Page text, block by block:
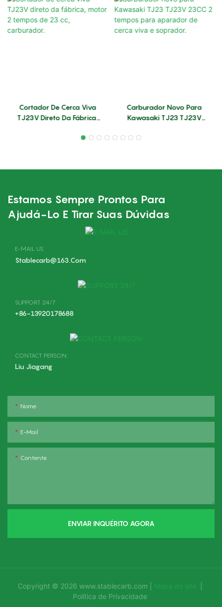
Cortador De Cerca Viva
TJ23V Direto Da Fábrica,
Carburador Novo Para
Kawasaki TJ23 TJ23V
Aparador De Cerca Viva E
Estamos Sempre Prontos Para
Ajudá-Lo E Tirar Suas Dúvidas
E-MAIL US
Stablecarb@163.com
SUPPORT 24/7
+86-13920178688
CONTACT PERSON:
Liu Jiagang
Nome
E-Mail
Contente
ENVIAR INQUÉRITO AGORA
Copyright © 2026 www.stablecarb.com Mapa do site
Política de Privacidade